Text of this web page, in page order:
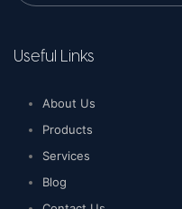
Useful Links
About Us
Products
Services
Blog